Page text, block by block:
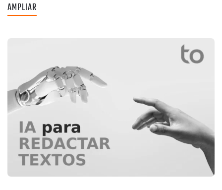
AMPLIAR